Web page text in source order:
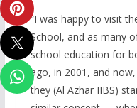
“I was happy to visit
School, and as many
school education for
ago, in 2001, and
they (Al Azhar IIBS)